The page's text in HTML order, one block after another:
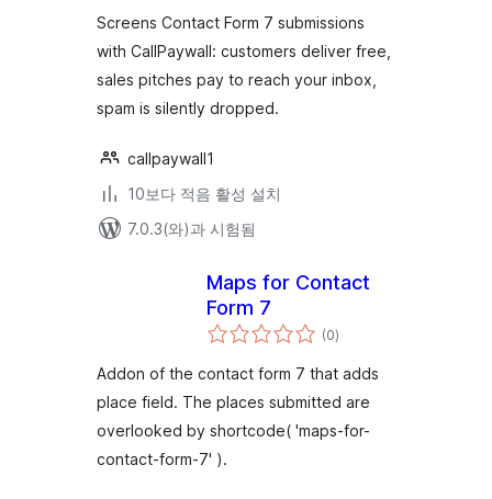
Screens Contact Form 7 submissions
with CallPaywall: customers deliver free,
sales pitches pay to reach your inbox,
spam is silently dropped.
callpaywall1
10보다 적음 활성 설치
7.0.3(와)과 시험됨
Maps for Contact
Form 7
(0전
체
점
)
Addon of the contact form 7 that adds
place field. The places submitted are
overlooked by shortcode( 'maps-for-
contact-form-7' ).